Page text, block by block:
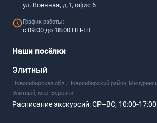
ул. Военная, д.1, офис 6
График работы:
с 09:00 до 18:00 ПН-ПТ
Наши посёлки
Элитный
Новосибирская обл., Новосибирский район,
Элитный, мкр. Берёзки
Расписание экскурсий:СР–ВС, 10:00-17:00